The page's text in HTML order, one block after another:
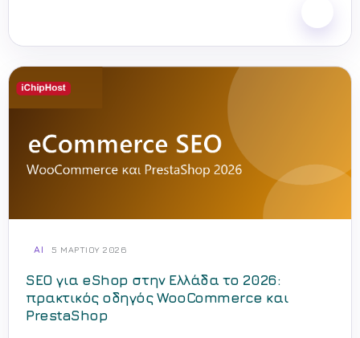
AI 5 ΜΑΡΤΊΟΥ 2026
SEO για eShop στην Ελλάδα το 2026:
πρακτικός οδηγός WooCommerce και
PrestaShop